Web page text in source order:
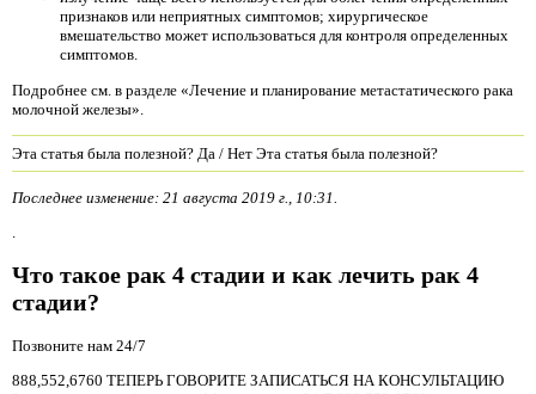
признаков или неприятных симптомов; хирургическое
вмешательство может использоваться для контроля определенных
симптомов.
Подробнее см. в разделе «Лечение и планирование метастатического рака
молочной железы».
Эта статья была полезной? Да / Нет Эта статья была полезной?
Последнее изменение: 21 августа 2019 г., 10:31.
Что такое рак 4 стадии и как лечить рак 4
стадии?
Позвоните нам 24/7
888,552,6760 ТЕПЕРЬ ГОВОРИТЕ ЗАПИСАТЬСЯ НА КОНСУЛЬТАЦИЮ